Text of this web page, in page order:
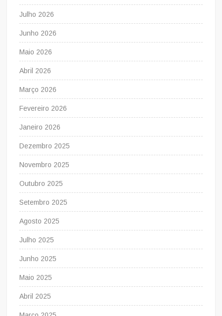
Julho 2026
Junho 2026
Maio 2026
Abril 2026
Março 2026
Fevereiro 2026
Janeiro 2026
Dezembro 2025
Novembro 2025
Outubro 2025
Setembro 2025
Agosto 2025
Julho 2025
Junho 2025
Maio 2025
Abril 2025